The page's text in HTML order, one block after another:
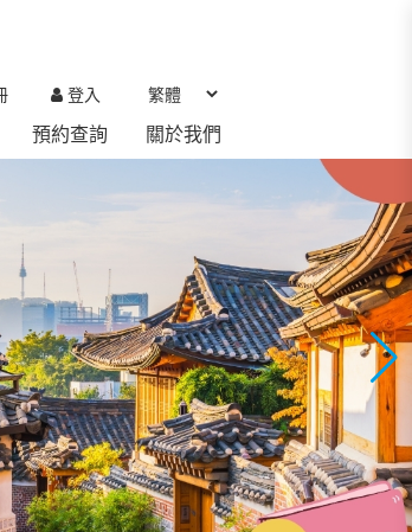
登入
預約查詢 關於我們